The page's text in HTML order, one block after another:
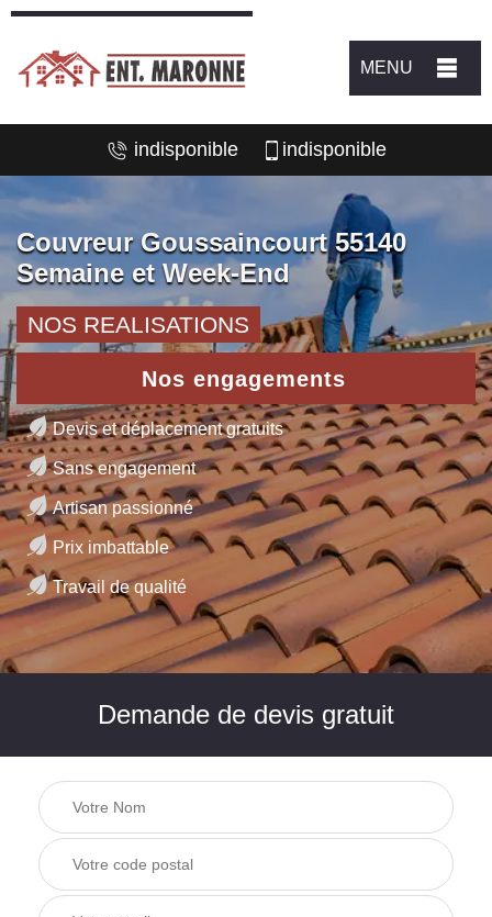
MENU
indisponible indisponible
Couvreur Goussaincourt 55140
Semaine et Week-End
NOS REALISATIONS
Nos engagements
Devis et déplacement gratuits
Sans engagement
Artisan passionné
Prix imbattable
Travail de qualité
Demande de devis gratuit